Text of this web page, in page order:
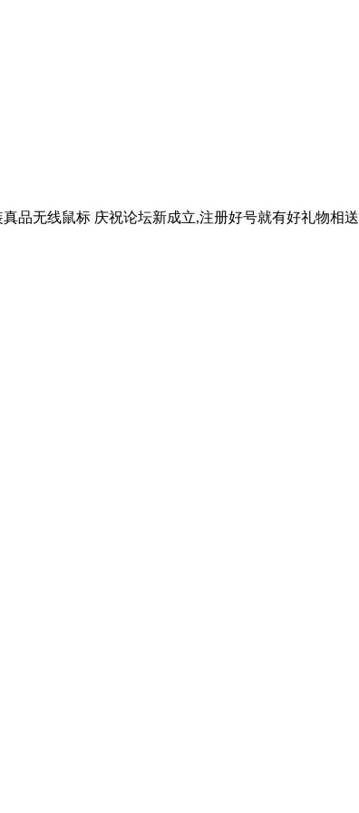
品无线鼠标 庆祝论坛新成立,注册好号就有好礼物相送